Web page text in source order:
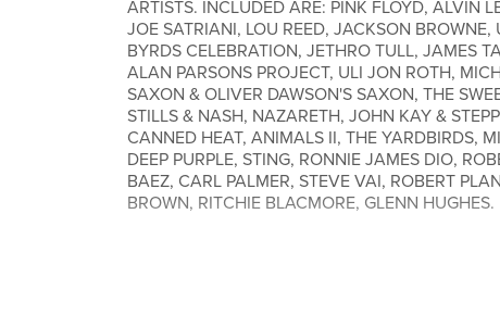
ARTISTS. INCLUDED ARE: PINK FLOYD, ALVIN
JOE SATRIANI, LOU REED, JACKSON BROWNE,
BYRDS CELEBRATION, JETHRO TULL, JAMES
ALAN PARSONS PROJECT, ULI JON ROTH,
SAXON & OLIVER DAWSON'S SAXON, THE
STILLS & NASH, NAZARETH, JOHN KAY &
CANNED HEAT, ANIMALS II, THE YARDBIRDS,
DEEP PURPLE, STING, RONNIE JAMES DIO,
BAEZ, CARL PALMER, STEVE VAI, ROBERT
BROWN, RITCHIE BLACMORE, GLENN HUGHES.